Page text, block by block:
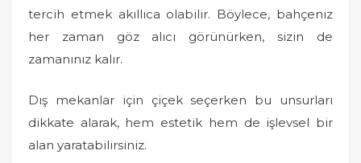
tercih etmek akıllıca olabilir. Böylece, bahçeniz
her zaman göz alıcı görünürken, sizin de
zamanınız kalır.
Dış mekanlar için çiçek seçerken bu unsurları
dikkate alarak, hem estetik hem de işlevsel bir
alan yaratabilirsiniz.